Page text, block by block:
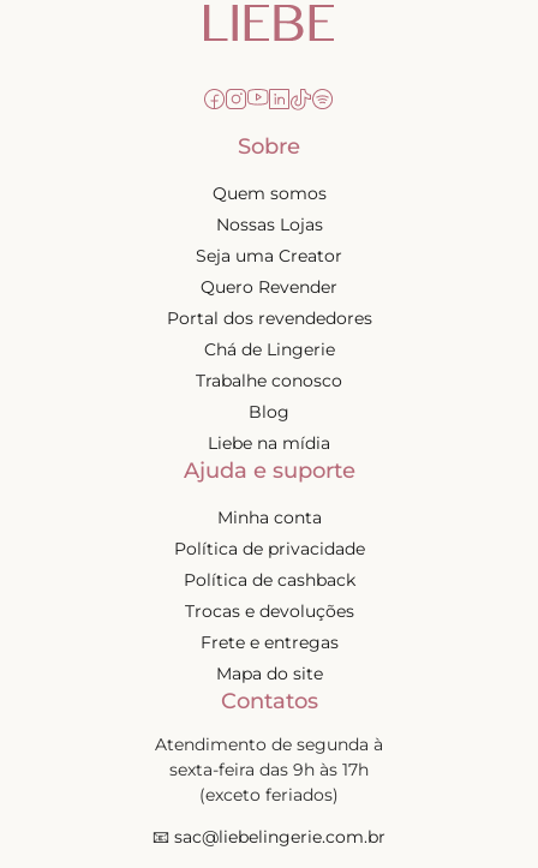
Sobre
Quem somos
Nossas Lojas
Seja uma Creator
Quero Revender
Portal dos revendedores
Chá de Lingerie
Trabalhe conosco
Blog
Liebe na mídia
Ajuda e suporte
Minha conta
Política de privacidade
Política de cashback
Trocas e devoluções
Frete e entregas
Mapa do site
Contatos
Atendimento de segunda à
sexta-feira das 9h às 17h
(exceto feriados)
📧 sac@liebelingerie.com.br